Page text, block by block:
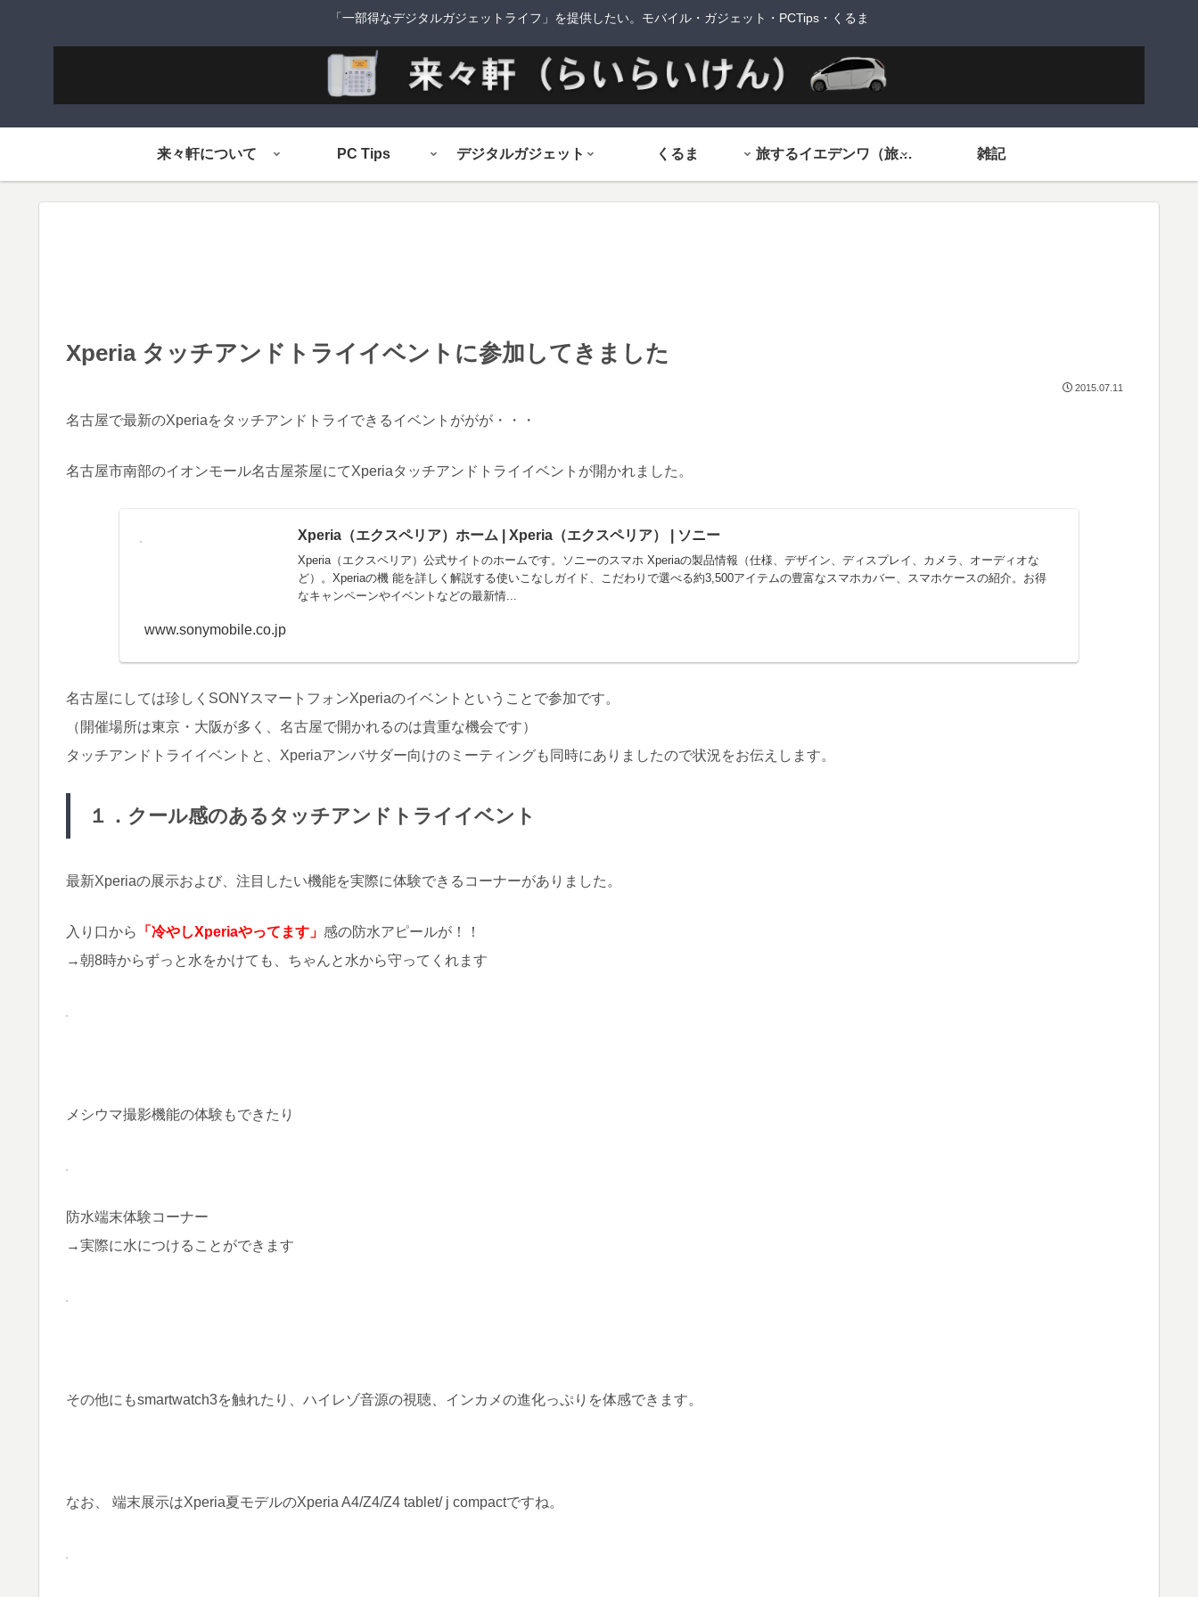
「一部得なデジタルガジェットライフ」を提供したい。モバイル・ガジェット・PCTips・くるま
来々軒について PC Tips デジタルガジェット くるま 旅するイエデンワ（旅ネタ） 雑記
Xperia タッチアンドトライイベントに参加してきました
2015.07.11
名古屋で最新のXperiaをタッチアンドトライできるイベントががが・・・
名古屋市南部のイオンモール名古屋茶屋にてXperiaタッチアンドトライイベントが開かれました。
Xperia（エクスペリア）ホーム | Xperia（エクスペリア） | ソニー
Xperia（エクスペリア）公式サイトのホームです。ソニーのスマホ Xperiaの製品情報（仕様、デザイン、ディスプレイ、カメラ、オーディオな
ど）。Xperiaの機 能を詳しく解説する使いこなしガイド、こだわりで選べる約3,500アイテムの豊富なスマホカバー、スマホケースの紹介。お得
なキャンペーンやイベントなどの最新情...
www.sonymobile.co.jp
名古屋にしては珍しくSONYスマートフォンXperiaのイベントということで参加です。
（開催場所は東京・大阪が多く、名古屋で開かれるのは貴重な機会です）
タッチアンドトライイベントと、Xperiaアンバサダー向けのミーティングも同時にありましたので状況をお伝えします。
１．クール感のあるタッチアンドトライイベント
最新Xperiaの展示および、注目したい機能を実際に体験できるコーナーがありました。
入り口から 「冷やしXperiaやってます」 感の防水アピールが！！
→朝8時からずっと水をかけても、ちゃんと水から守ってくれます
メシウマ撮影機能の体験もできたり
防水端末体験コーナー
→実際に水につけることができます
その他にもsmartwatch3を触れたり、ハイレゾ音源の視聴、インカメの進化っぷりを体感できます。
なお、 端末展示はXperia夏モデルのXperia A4/Z4/Z4 tablet/ j compactですね。